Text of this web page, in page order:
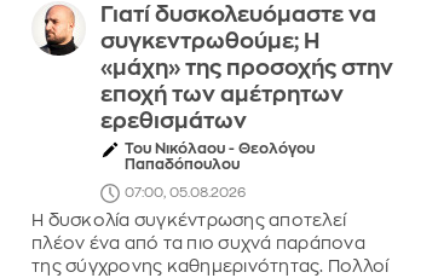
Γιατί δυσκολευόμαστε να
συγκεντρωθούμε; Η
«μάχη» της προσοχής στην
εποχή των αμέτρητων
ερεθισμάτων
Του Νικόλαου - Θεολόγου
Παπαδόπουλου
07:00, 05.08.2026
Η δυσκολία συγκέντρωσης αποτελεί
πλέον ένα από τα πιο συχνά παράπονα
της σύγχρονης καθημερινότητας. Πολλοί